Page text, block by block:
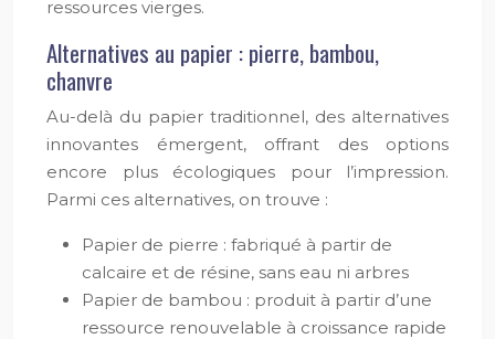
ressources vierges.
Alternatives au papier : pierre, bambou,
chanvre
Au-delà du papier traditionnel, des alternatives
innovantes émergent, offrant des options
encore plus écologiques pour l’impression.
Parmi ces alternatives, on trouve :
Papier de pierre : fabriqué à partir de
calcaire et de résine, sans eau ni arbres
Papier de bambou : produit à partir d’une
ressource renouvelable à croissance rapide